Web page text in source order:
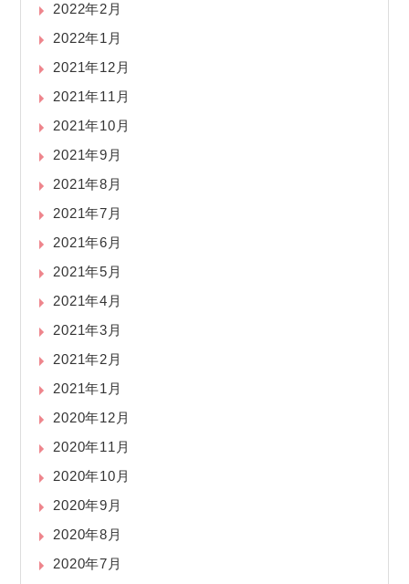
2022年2月
2022年1月
2021年12月
2021年11月
2021年10月
2021年9月
2021年8月
2021年7月
2021年6月
2021年5月
2021年4月
2021年3月
2021年2月
2021年1月
2020年12月
2020年11月
2020年10月
2020年9月
2020年8月
2020年7月